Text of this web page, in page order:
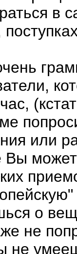
в
или
Вы
о
не
не